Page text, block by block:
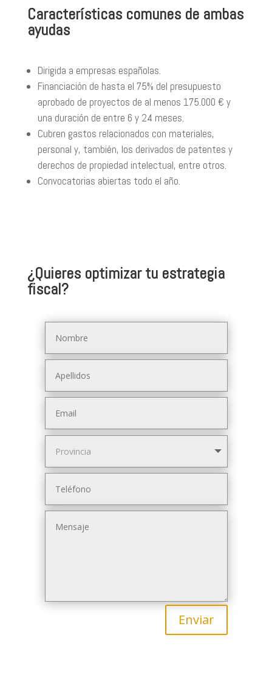
Características comunes de ambas
ayudas
Dirigida a empresas españolas.
Financiación de hasta el 75% del presupuesto
aprobado de proyectos de al menos 175.000 € y
una duración de entre 6 y 24 meses.
Cubren gastos relacionados con materiales,
personal y, también, los derivados de patentes y
derechos de propiedad intelectual, entre otros.
Convocatorias abiertas todo el año.
¿Quieres optimizar tu estrategia
fiscal?
Enviar